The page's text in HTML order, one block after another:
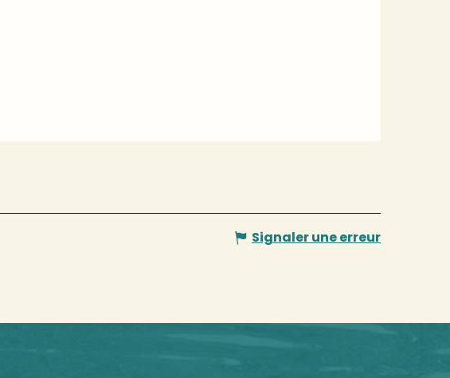
Signaler une erreur